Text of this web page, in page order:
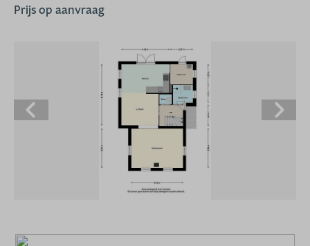
Prijs op aanvraag